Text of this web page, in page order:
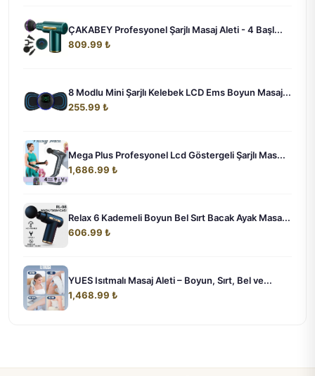
ÇAKABEY Profesyonel Şarjlı Masaj Aleti - 4 Başl...
809.99 ₺
8 Modlu Mini Şarjlı Kelebek LCD Ems Boyun Masaj...
255.99 ₺
Mega Plus Profesyonel Lcd Göstergeli Şarjlı Mas...
1,686.99 ₺
Relax 6 Kademeli Boyun Bel Sırt Bacak Ayak Masa...
606.99 ₺
YUES Isıtmalı Masaj Aleti – Boyun, Sırt, Bel ve...
1,468.99 ₺